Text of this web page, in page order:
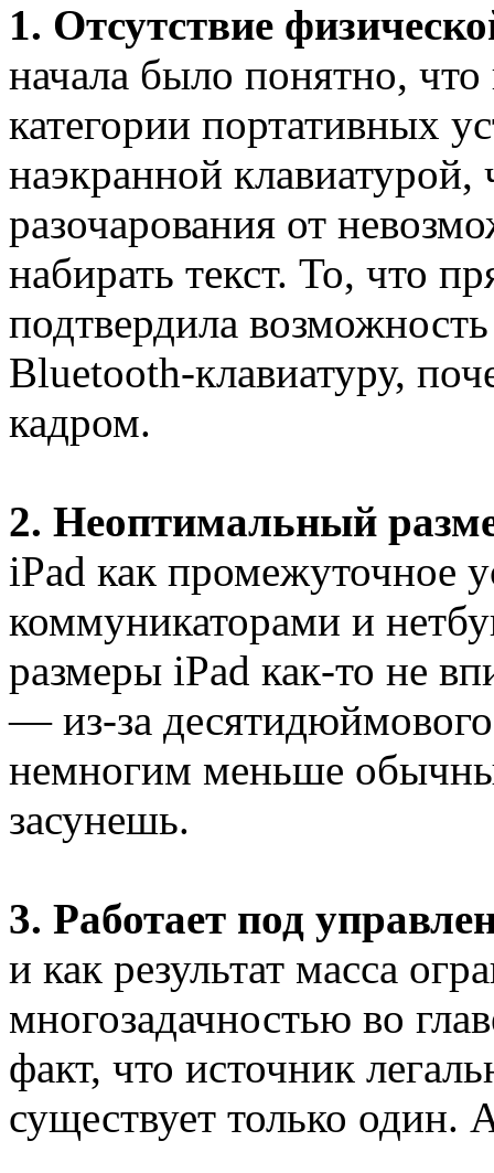
1. Отсутствие
начала было понятно,
категории портативных
наэкранной
разочарования от
набирать текст. То, что
подтвердила
Bluetooth-клавиатуру,
кадром.
2. Неоптимальный
iPad как промежуточное
коммуникаторами и
размеры iPad как-то не
— из-за
немногим меньше
засунешь.
3. Работает под
и как результат масса
многозадачностью во
факт, что источник
существует только один.